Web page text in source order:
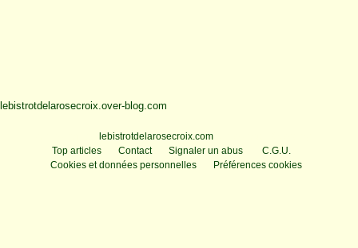
lebistrotdelarosecroix.over-blog.com
lebistrotdelarosecroix.com
Top articles
Contact Signaler un abus
C.G.U.
Cookies et données personnelles
Préférences cookies